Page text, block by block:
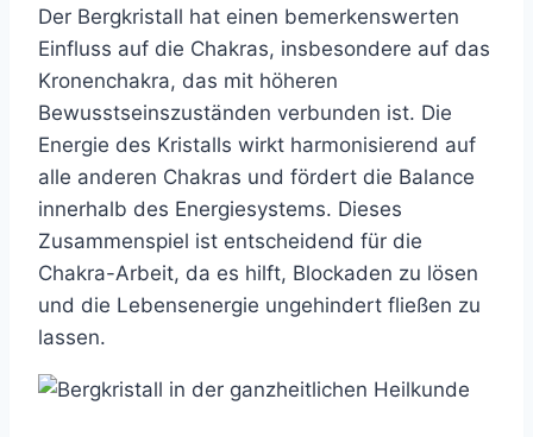
Der Bergkristall hat einen bemerkenswerten
Einfluss auf die Chakras, insbesondere auf das
Kronenchakra, das mit höheren
Bewusstseinszuständen verbunden ist. Die
Energie des Kristalls wirkt harmonisierend auf
alle anderen Chakras und fördert die Balance
innerhalb des Energiesystems. Dieses
Zusammenspiel ist entscheidend für die
Chakra-Arbeit, da es hilft, Blockaden zu lösen
und die Lebensenergie ungehindert fließen zu
lassen.